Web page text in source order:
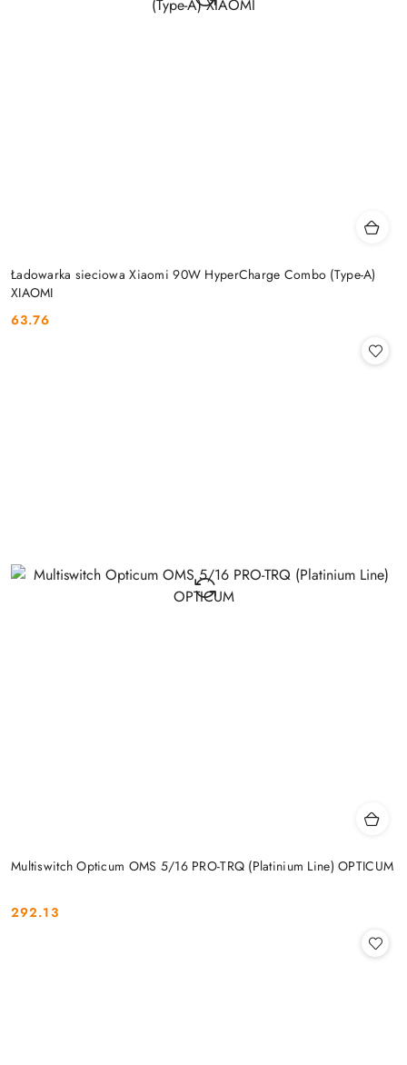
Ładowarka sieciowa Xiaomi 90W HyperCharge Combo (Type-A)
XIAOMI
Cena:
63.76
Multiswitch Opticum OMS 5/16 PRO-TRQ (Platinium Line) OPTICUM
Cena:
292.13